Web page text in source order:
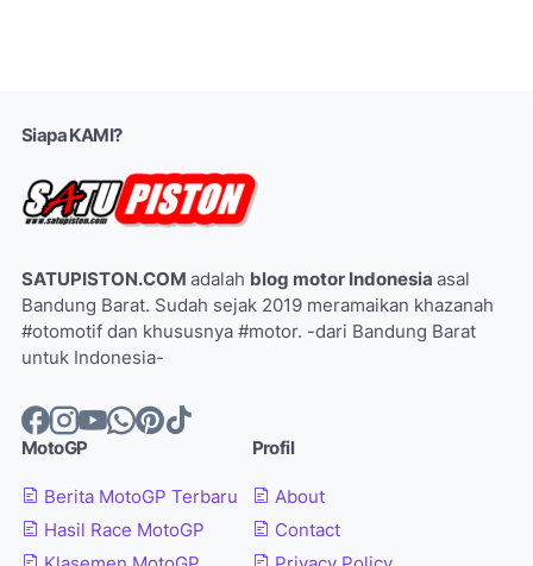
Siapa KAMI?
SATUPISTON.COM adalah blog motor Indonesia asal
Bandung Barat. Sudah sejak 2019 meramaikan khazanah
#otomotif dan khususnya #motor. -dari Bandung Barat
untuk Indonesia-
MotoGP
Berita MotoGP Terbaru
Hasil Race MotoGP
Profil
About
Contact